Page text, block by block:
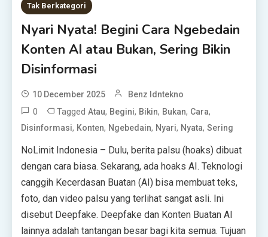
Tak Berkategori
Nyari Nyata! Begini Cara Ngebedain
Konten AI atau Bukan, Sering Bikin
Disinformasi
10 December 2025 Benz Idntekno
0 TaggedAtau, Begini, Bikin, Bukan, Cara,
Disinformasi, Konten, Ngebedain, Nyari, Nyata,Sering
NoLimit Indonesia – Dulu, berita palsu (hoaks) dibuat
dengan cara biasa. Sekarang, ada hoaks AI. Teknologi
canggih Kecerdasan Buatan (AI) bisa membuat teks,
foto, dan video palsu yang terlihat sangat asli. Ini
disebut Deepfake. Deepfake dan Konten Buatan AI
lainnya adalah tantangan besar bagi kita semua. Tujuan